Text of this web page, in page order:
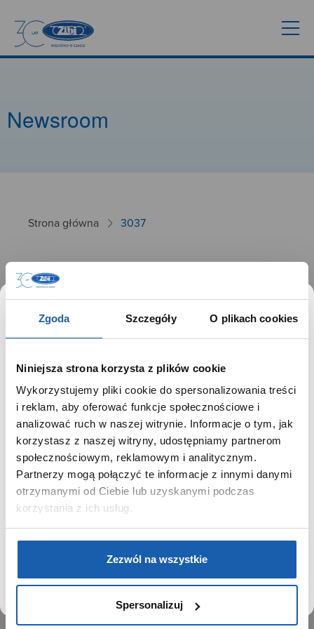
Zgoda Szczegóły O plikach cookies
Niniejsza strona korzysta z plików cookie
Wykorzystujemy pliki cookie do spersonalizowania treści
i reklam, aby oferować funkcje społecznościowe i
analizować ruch w naszej witrynie. Informacje o tym, jak
korzystasz z naszej witryny, udostępniamy partnerom
społecznościowym, reklamowym i analitycznym.
Partnerzy mogą połączyć te informacje z innymi danymi
otrzymanymi od Ciebie lub uzyskanymi podczas
korzystania z ich usług.
Zezwól na wszystkie
Spersonalizuj
Newsroom
Strona główna 3037
3037
26.09.2024
GRUPA ZIBI
Historia
Misja, wizja i wartości Grupy Zibi
Ważne daty
Kariera
Zgoda na ciasteczka
PRODUKTY
Kalkulatory
SIECI SPRZEDAŻY
SZANOWNY UŻYTKOWNIKU,
SZANOWNA UŻYTKOWNICZKO
Używamy plików cookie w celach analitycznych,
statystycznych i marketingowych, w tym aby analizować
ruch w tej witrynie, optymalizować jej działanie oraz
zapamiętywać Twoje preferencje.